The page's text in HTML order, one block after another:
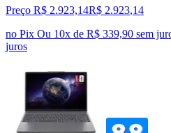
Preço R$ 2.923,14R$ 2.923,14
no Pix Ou 10x de R$ 339,90 sem
juros